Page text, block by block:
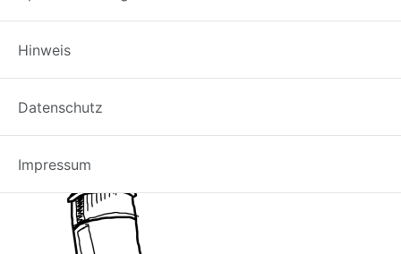
Hinweis
Datenschutz
Impressum
hexahydrat-deo